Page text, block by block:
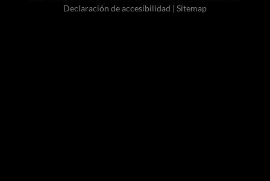
Declaración de accesibilidad | Sitemap